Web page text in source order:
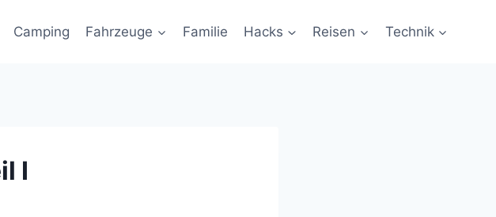
Camping Fahrzeuge Familie Hacks Reisen Technik
I